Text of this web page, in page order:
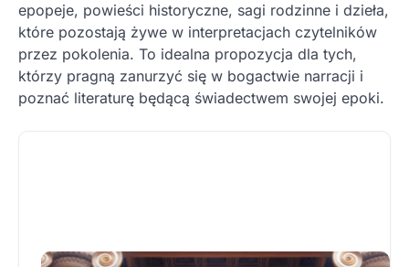
epopeje, powieści historyczne, sagi rodzinne i dzieła,
które pozostają żywe w interpretacjach czytelników
przez pokolenia. To idealna propozycja dla tych,
którzy pragną zanurzyć się w bogactwie narracji i
poznać literaturę będącą świadectwem swojej epoki.